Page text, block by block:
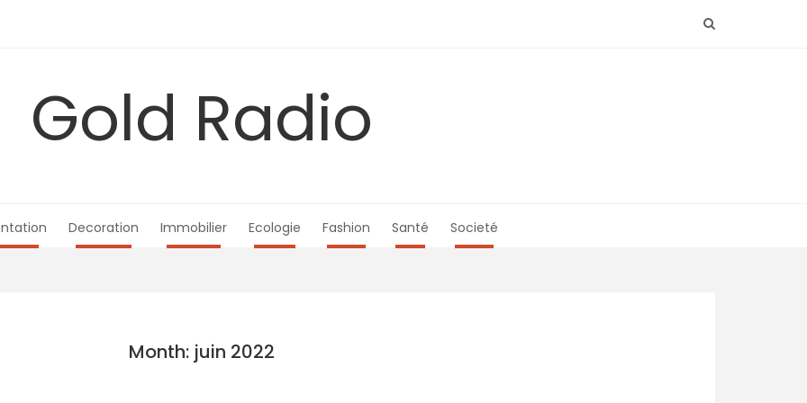
Gold Radio
Decoration Immobilier Ecologie Fashion Santé Societé
Month: juin 2022